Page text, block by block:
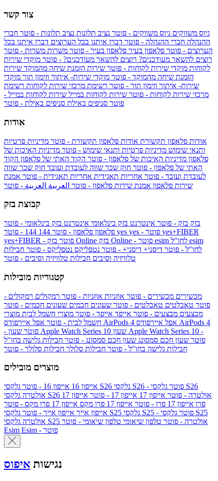
צור קשר
גיוס משווקים גיוס משווקים - פוטר נציב תלונות נציב תלונות - פוטר חברי
ההנהלה חברי ההנהלה - פוטר דברו איתנו בכל הערוצים דברו איתנו בכל
הערוצים - פוטר פלאפון בעיר פלאפון בעיר - פוטר משרות משרות - פוטר
רוצים להשאר מעודכנים? רוצים להשאר מעודכנים? - פוטר מוקדי שירות
לקוחות מוקדי שירות לקוחות - פוטר שירות הזמנת שיחה מהמוקד שירות
הזמנת שיחה מהמוקד - פוטר מוקדי שירות- איתור וזימון תור מוקדי
שירות- איתור וזימון תור - פוטר רשימת מרכזי שירות לקוחות רשימת
מרכזי שירות לקוחות - פוטר שירות לקוחות במייל שירות לקוחות במייל -
פוטר סניפים באילת סניפים באילת - פוטר
אודות
אודות פלאפון תקשורת אודות פלאפון תקשורת - פוטר מדיניות פרטיות
ותנאי שימוש מדיניות פרטיות ותנאי שימוש - פוטר מדיניות האיכות של
פלאפון מדיניות האיכות של פלאפון - פוטר הקוד האתי של פלאפון הקוד
האתי של פלאפון - פוטר חוק שכר שווה לעובדת ועובד חוק שכר שווה
לעובדת ועובד - פוטר אחריות תאגידית אחריות תאגידית - פוטר אמנת
שירות פלאפון אמנת שירות פלאפון - פוטר العربية العربية - פוטר
קבוצת בזק
בזק בזק - פוטר אינטרנט בזק בינלאומי אינטרנט בזק בינלאומי - פוטר
פלאפון פלאפון - פוטר 144 yes
yes+FIBER
yes+FIBER - פוטר בזק Online
esim
לחו"ל - פוטר דיסני+ דיסני+ - פוטר נטפליקס נטפליקס - פוטר חבילות
טלוויזיה וסיבים חבילות טלוויזיה וסיבים - פוטר
קטגוריות מובילות
מכשירים מכשירים - פוטר אוזניות אוזניות - פוטר רמקולים רמקולים -
פוטר טאבלטים טאבלטים - פוטר שעונים חכמים שעונים חכמים - פוטר
מבצעים מבצעים - פוטר אייפד אייפד - פוטר מוצרי חשמל לבית מוצרי
חשמל לבית - פוטר אפל איירפודס AirPods 4 אפל איירפודס AirPods 4
- פוטר שעון Apple Watch Series 10 שעון Apple Watch Series 10 -
פוטר שעון חכם סמסונג שעון חכם סמסונג - פוטר חבילות גלישה בחו"ל
חבילות גלישה בחו"ל - פוטר חבילות סלולר חבילות סלולר - פוטר
מוצרים מובילים
אייפון 16 אייפון 16 - פוטר גלקסי S26 גלקסי S26 - פוטר גלקסי S26
אולטרה
גלקסי S26 אולטרה - פוטר אייפון 17 אייפון 17 - פוטר
אייפון 17
פרו אייפון 17 פרו - פוטר אייפון 17 פרו מקס
אייפון 17 פרו מקס - פוטר
אייפון אייר אייפון אייר - פוטר גלקסי S25 גלקסי S25 - פוטר גלקסי S25
אולטרה
גלקסי S25 אולטרה - פוטר טלפון שיאומי טלפון שיאומי - פוטר
Esim
Esim - פוטר
נגישות איפוס